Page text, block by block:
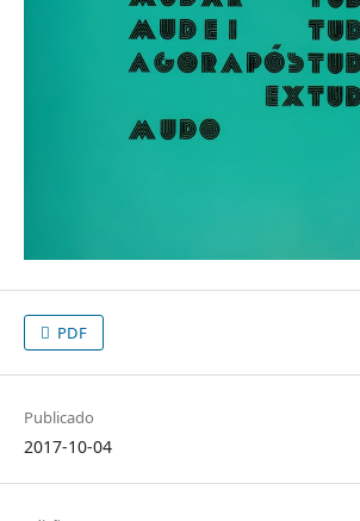
PDF
Publicado
2017-10-04